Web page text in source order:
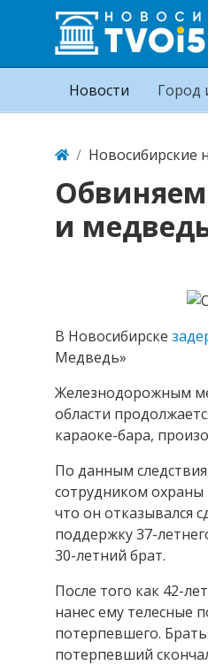
Новости Город
Новосибирские
и
В Новосибирске
Медведь»
Железнодорожным
области
караоке-бара,
По данным
сотрудником
что он отказывался
поддержку 37-
30-летний брат.
После того как 42-
нанес ему телесные
потерпевшего.
потерпевший